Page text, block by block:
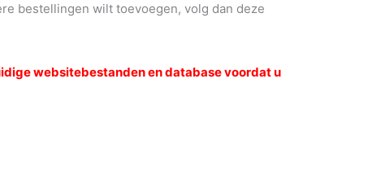
bestellingen wilt toevoegen, volg dan deze
websitebestanden en database voordat u